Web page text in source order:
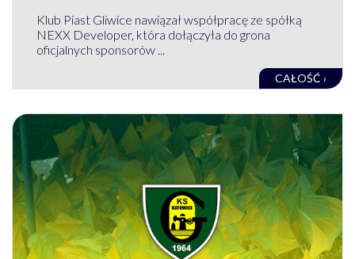
Klub Piast Gliwice nawiązał współpracę ze spółką
NEXX Developer, która dołączyła do grona
oficjalnych sponsorów ...
CAŁOŚĆ ›